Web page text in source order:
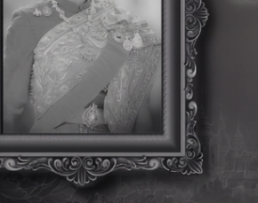
รายงานสถานะ การดำเนินงานตามตัวชี้วัด
รายงานผล KPI